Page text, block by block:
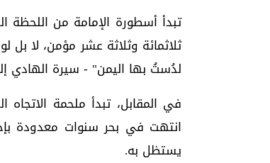
تبدأ أسطورة الإمامة من
ثلاثمائة وثلاثة عشر مؤمن، لا
لدُستُ بها اليمن" - سيرة الهادي
في المقابل، تبدأ ملحمة
انتهت في بحر سنوات معدودة
يستظل به.